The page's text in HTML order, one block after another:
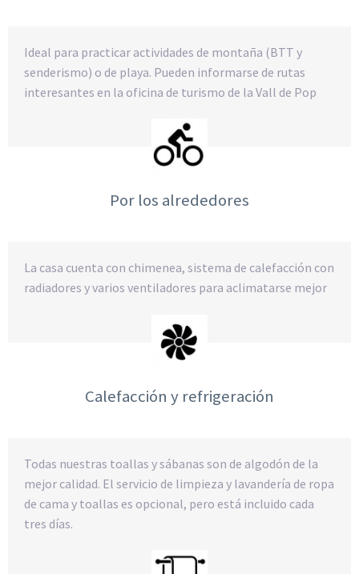
Ideal para practicar actividades de montaña (BTT y
senderismo) o de playa. Pueden informarse de rutas
interesantes en la oficina de turismo de la Vall de Pop
Por los alrededores
La casa cuenta con chimenea, sistema de calefacción con
radiadores y varios ventiladores para aclimatarse mejor
Calefacción y refrigeración
Todas nuestras toallas y sábanas son de algodón de la
mejor calidad. El servicio de limpieza y lavandería de ropa
de cama y toallas es opcional, pero está incluido cada
tres días.